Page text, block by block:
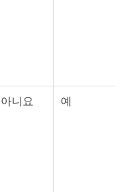
아니요 예